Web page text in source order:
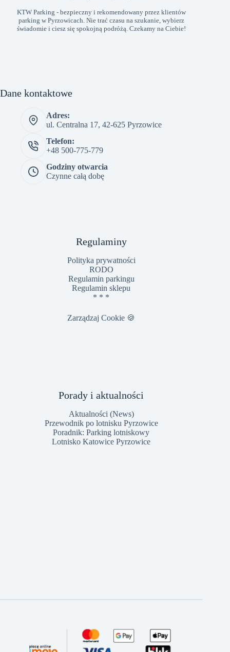
KTW Parking - bezpieczny i rekomendowany przez klientów
parking w Pyrzowicach. Nie trać czasu na szukanie, wybierz
świadomie i ciesz się spokojną podróżą. Czekamy na Ciebie!
Dane kontaktowe
Adres:
ul. Centralna 17, 42-625 Pyrzowice
Telefon:
+48 500-775-779
Godziny otwarcia
Czynne całą dobę
Regulaminy
Polityka prywatności
RODO
Regulamin parkingu
Regulamin sklepu
* * *
Zarządzaj Cookie 🍪
Porady i aktualności
Aktualności (News)
Przewodnik po lotnisku Pyrzowice
Poradnik: Parking lotniskowy
Lotnisko Katowice Pyrzowice